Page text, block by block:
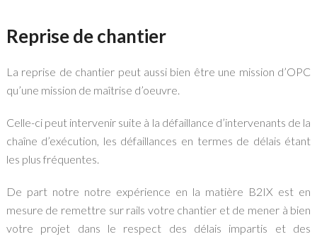
Reprise de chantier
La reprise de chantier peut aussi bien être une mission d’OPC
qu’une mission de maîtrise d’oeuvre.
Celle-ci peut intervenir suite à la défaillance d’intervenants de la
chaîne d’exécution, les défaillances en termes de délais étant
les plus fréquentes.
De part notre notre expérience en la matière B2IX est en
mesure de remettre sur rails votre chantier et de mener à bien
votre projet dans le respect des délais impartis et des